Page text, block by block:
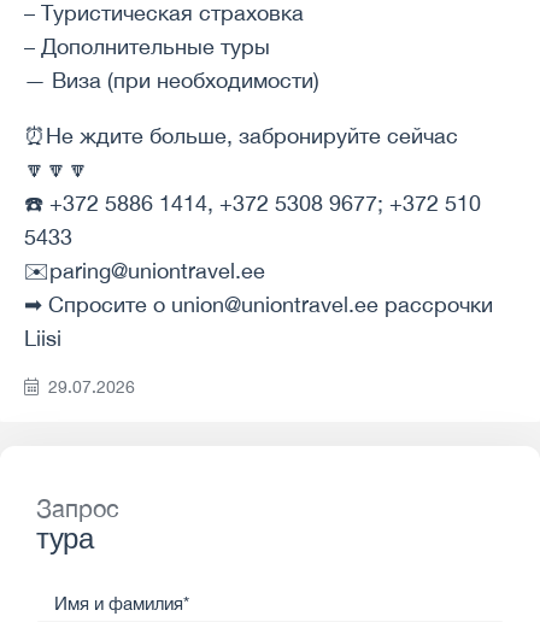
– Туристическая страховка
– Дополнительные туры
— Виза (при необходимости)
⏰Не ждите больше, забронируйте сейчас
🔽🔽🔽
☎️ +372 5886 1414, +372 5308 9677; +372 510
5433
✉️paring@uniontravel.ee
➡ Спросите о union@uniontravel.ee рассрочки
Liisi
29.07.2026
Запрос
тура
Имя и фамилия*